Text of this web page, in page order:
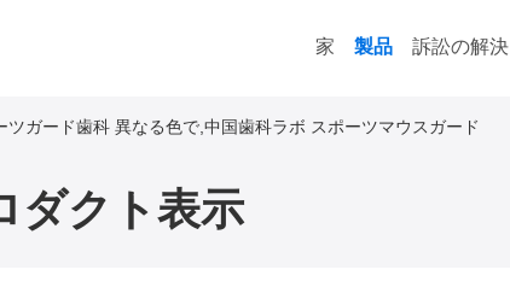
家 製品 訴訟の解決
ツガード歯科 異なる色で,中国歯科ラボ スポーツマウスガード
ダクト表示